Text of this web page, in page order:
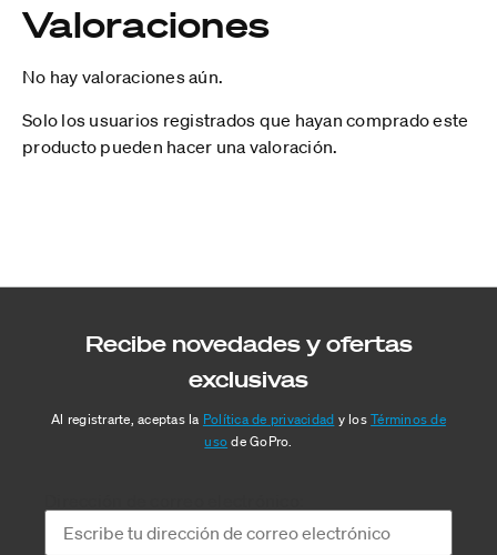
Valoraciones
No hay valoraciones aún.
Solo los usuarios registrados que hayan comprado este
producto pueden hacer una valoración.
Recibe novedades y ofertas
exclusivas
Al registrarte, aceptas la Política de privacidad y losTérminos de
usode GoPro.